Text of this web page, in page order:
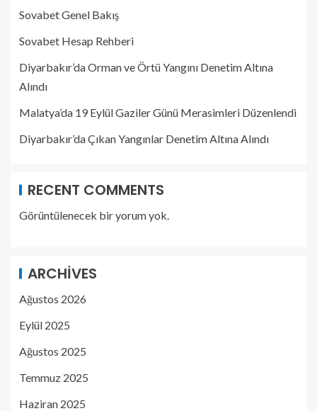
Sovabet Genel Bakış
Sovabet Hesap Rehberi
Diyarbakır’da Orman ve Örtü Yangını Denetim Altına
Alındı
Malatya’da 19 Eylül Gaziler Günü Merasimleri Düzenlendi
Diyarbakır’da Çıkan Yangınlar Denetim Altına Alındı
RECENT COMMENTS
Görüntülenecek bir yorum yok.
ARCHIVES
Ağustos 2026
Eylül 2025
Ağustos 2025
Temmuz 2025
Haziran 2025